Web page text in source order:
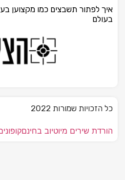
איך לפתור תשבצים כמו מקצוען
בעולם
כל הזכויות שמורות 2022
הורדת שירים מיוטיוב בחינם